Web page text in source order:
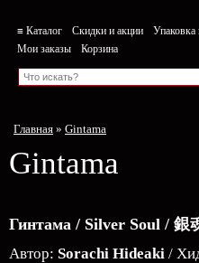
≡ Каталог Скидки и акции Упаковка
Мои заказы
Корзина
Главная » Gintama
Gintama
Гинтама / Silver Soul / 銀
Автор: Sorachi Hideaki /